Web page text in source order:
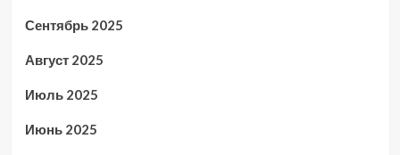
Сентябрь 2025
Август 2025
Июль 2025
Июнь 2025